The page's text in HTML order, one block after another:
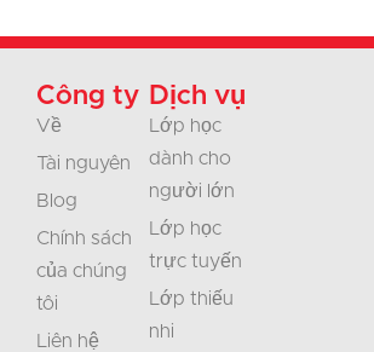
Công ty
Về
Tài nguyên
Blog
Chính sách
của chúng
tôi
Liên hệ
Dịch vụ
Lớp học
dành cho
người lớn
Lớp học
trực tuyến
Lớp thiếu
nhi